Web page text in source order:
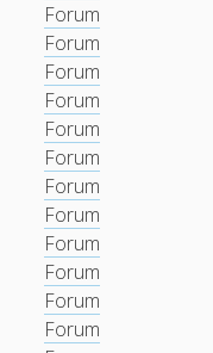
Forum
Forum
Forum
Forum
Forum
Forum
Forum
Forum
Forum
Forum
Forum
Forum